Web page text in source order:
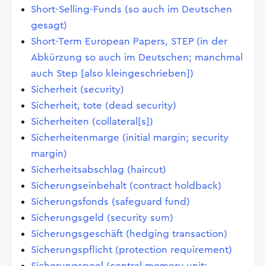
Short-Selling-Funds (so auch im Deutschen
gesagt)
Short-Term European Papers, STEP (in der
Abkürzung so auch im Deutschen; manchmal
auch Step [also kleingeschrieben])
Sicherheit (security)
Sicherheit, tote (dead security)
Sicherheiten (collateral[s])
Sicherheitenmarge (initial margin; security
margin)
Sicherheitsabschlag (haircut)
Sicherungseinbehalt (contract holdback)
Sicherungsfonds (safeguard fund)
Sicherungsgeld (security sum)
Sicherungsgeschäft (hedging transaction)
Sicherungspflicht (protection requirement)